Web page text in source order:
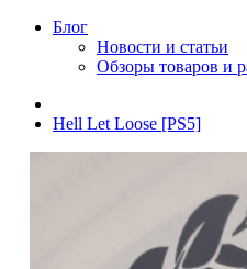
Блог
Новости и статьи
Обзоры товаров и
Hell Let Loose [PS5]